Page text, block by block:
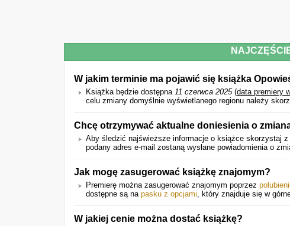
W jakim terminie ma pojawić się książka
Książka będzie dostępna 11 czerwca 2025(data premiery
celu zmiany domyślnie wyświetlanego regionu należy
Chcę otrzymywać aktualne doniesienia o
Aby śledzić najświeższe informacje o książce skorzystaj
podany adres e-mail zostaną wysłane powiadomienia o
Jak mogę zasugerować książkę znajomym?
Premierę można zasugerować znajomym poprzez
dostępne są na pasku z opcjami, który znajduje się w
W jakiej cenie można dostać książkę?